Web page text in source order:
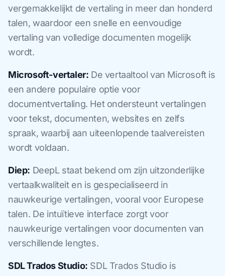
vergemakkelijkt de vertaling in meer dan honderd
talen, waardoor een snelle en eenvoudige
vertaling van volledige documenten mogelijk
wordt.
Microsoft-vertaler: De vertaaltool van Microsoft is
een andere populaire optie voor
documentvertaling. Het ondersteunt vertalingen
voor tekst, documenten, websites en zelfs
spraak, waarbij aan uiteenlopende taalvereisten
wordt voldaan.
Diep: DeepL staat bekend om zijn uitzonderlijke
vertaalkwaliteit en is gespecialiseerd in
nauwkeurige vertalingen, vooral voor Europese
talen. De intuïtieve interface zorgt voor
nauwkeurige vertalingen voor documenten van
verschillende lengtes.
SDL Trados Studio: SDL Trados Studio is